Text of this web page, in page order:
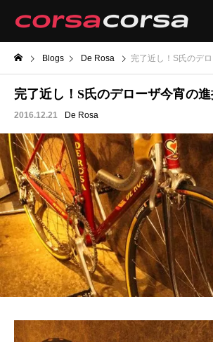
Blogs De Rosa 完了近し！S氏のデ
完了近し！S氏のデローザ今宵の
2016.12.21 De Rosa